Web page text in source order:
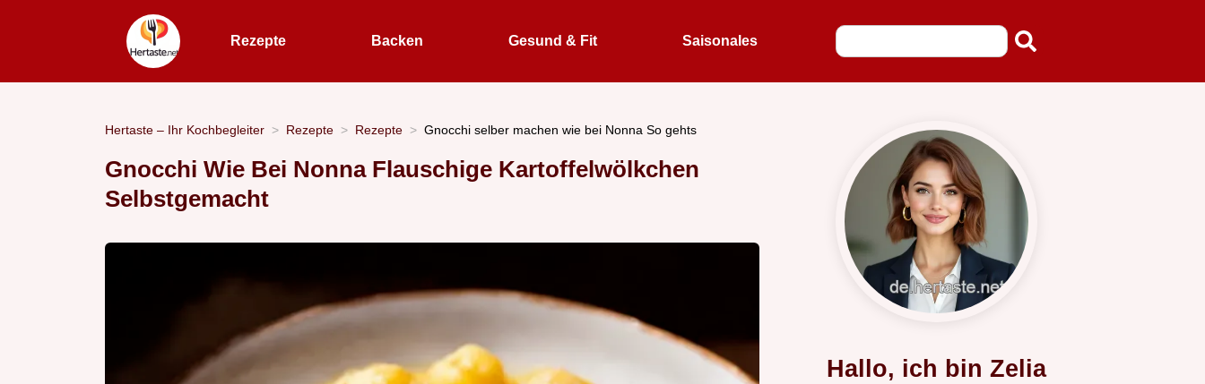
Rezepte Backen Gesund & Fit Saisonales
Hertaste – Ihr Kochbegleiter Rezepte Rezepte Gnocchi selber machen wie bei Nonna So gehts
Gnocchi Wie Bei Nonna Flauschige Kartoffelwölkchen
Selbstgemacht
Hallo, ich bin Zelia